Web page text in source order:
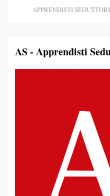
APPRENDISTI SEDUTTORI
AS - Apprendisti